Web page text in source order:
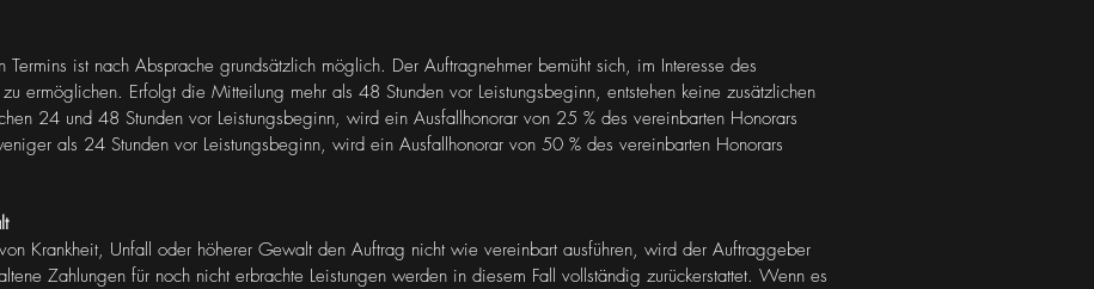
Termins ist nach Absprache grundsätzlich möglich. Der Auftragnehmer bemüht sich, im Interesse des
ermöglichen. Erfolgt die Mitteilung mehr als 48 Stunden vor Leistungsbeginn, entstehen keine zusätzlichen
24 und 48 Stunden vor Leistungsbeginn, wird ein Ausfallhonorar von 25 % des vereinbarten Honorars
als 24 Stunden vor Leistungsbeginn, wird ein Ausfallhonorar von 50 % des vereinbarten Honorars
Krankheit, Unfall oder höherer Gewalt den Auftrag nicht wie vereinbart ausführen, wird der Auftraggeber
Zahlungen für noch nicht erbrachte Leistungen werden in diesem Fall vollständig zurückerstattet. Wenn es